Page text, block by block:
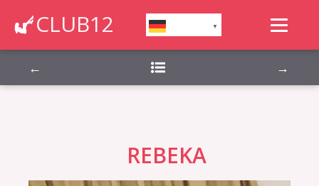
CLUB12 ▼
← →
Montag, Dienstag, Mittwoch, Donnerstag,
Freitag, Samstag, Sonntag,
REBEKA